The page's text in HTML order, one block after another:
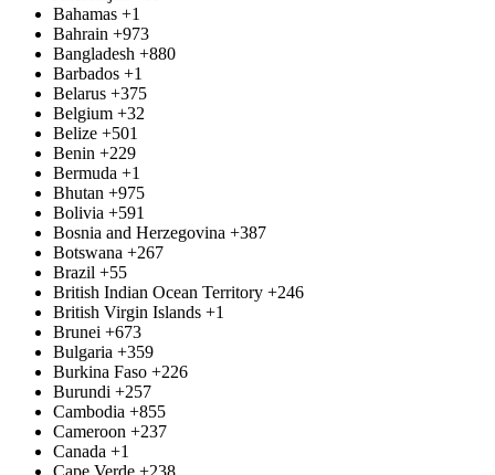
Bahamas +1
Bahrain +973
Bangladesh +880
Barbados +1
Belarus +375
Belgium +32
Belize +501
Benin +229
Bermuda +1
Bhutan +975
Bolivia +591
Bosnia and Herzegovina +387
Botswana +267
Brazil +55
British Indian Ocean Territory +246
British Virgin Islands +1
Brunei +673
Bulgaria +359
Burkina Faso +226
Burundi +257
Cambodia +855
Cameroon +237
Canada +1
Cape Verde +238